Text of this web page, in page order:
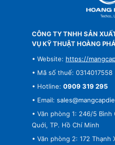
CÔNG TY TNHH SẢN
VỤ KỸ THUẬT HOÀNG
• Website: https://
• Mã số thuế: 0314017558
• Hotline: 0909 319 295
• Email:
• Văn phòng 1: 246/5 Bình
Quới, TP. Hồ Chí Minh
• Văn phòng 2: 172 Thạnh